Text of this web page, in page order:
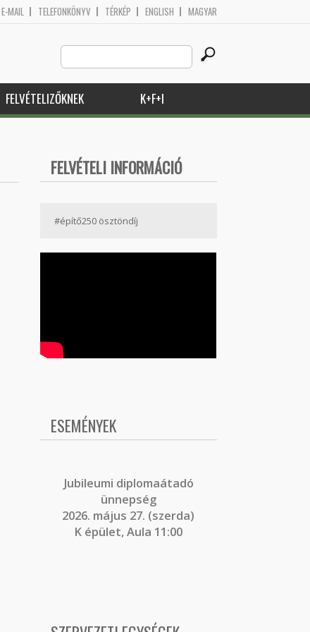
E-MAIL TELEFONKÖNYV TÉRKÉP ENGLISH MAGYAR
Search
this
site
FELVÉTELIZŐKNEK K+F+I
FELVÉTELI INFORMÁCIÓ
#építő250 ösztöndíj
ESEMÉNYEK
Jubileumi diplomaátadó
ünnepség
2026. május 27. (szerda)
K épület, Aula 11:00